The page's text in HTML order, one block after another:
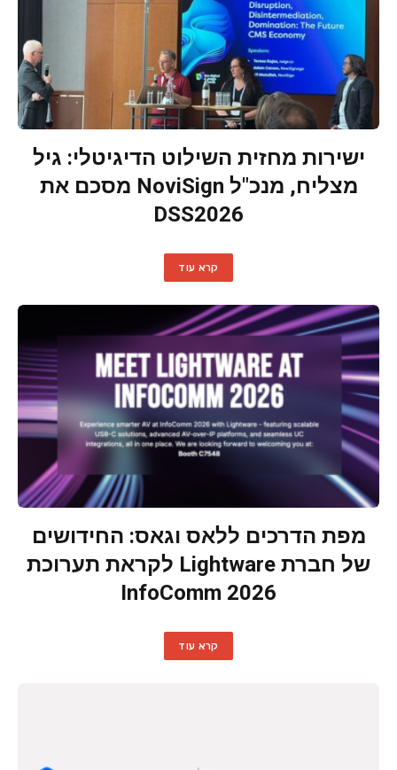
ישירות מחזית השילוט הדיגיטלי: גיל
מצליח, מנכ"ל NoviSign מסכם את
DSS2026
קרא עוד
מפת הדרכים ללאס וגאס: החידושים
של חברת Lightware לקראת תערוכת
InfoComm 2026
קרא עוד